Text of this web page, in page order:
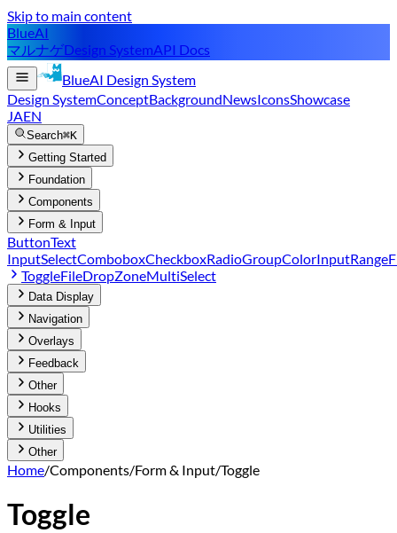
Skip to main content
BlueAI
マルナゲDesign SystemAPI Docs
BlueAI Design System
Design SystemConceptBackgroundNewsIconsShowcase
JAEN
Search⌘K
Getting Started
Foundation
Components
Form & Input
ButtonText
InputSelectComboboxCheckboxRadioGroupColorInputRange
ToggleFileDropZoneMultiSelect
Data Display
Navigation
Overlays
Feedback
Other
Hooks
Utilities
Other
Home/Components/Form & Input/Toggle
Toggle